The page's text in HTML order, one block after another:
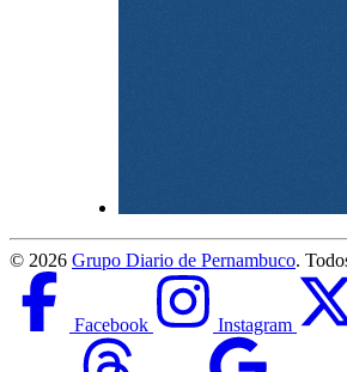
© 2026 Grupo Diario de Pernambuco.
Facebook Instagram